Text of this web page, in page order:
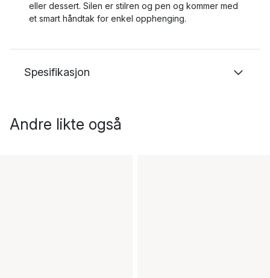
eller dessert. Silen er stilren og pen og kommer med
et smart håndtak for enkel opphenging.
Spesifikasjon
Andre likte også